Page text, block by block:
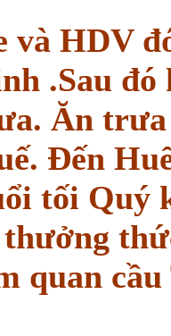
và HDV
.Sau
Ăn trưa
Đến
tối Quý
quan